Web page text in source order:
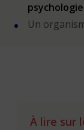
psychologie
Un
À lire sur